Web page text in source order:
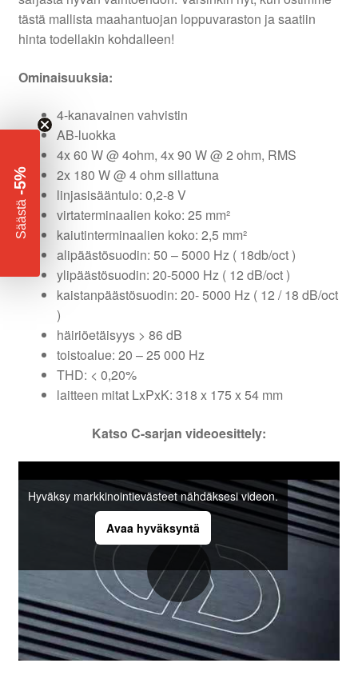
tästä mallista maahantuojan loppuvaraston ja saatiin
hinta todellakin kohdalleen!
Ominaisuuksia:
4-kanavainen vahvistin
AB-luokka
4x 60 W @ 4ohm, 4x 90 W @ 2 ohm, RMS
2x 180 W @ 4 ohm sillattuna
linjasisääntulo: 0,2-8 V
virtaterminaalien koko: 25 mm²
kaiutinterminaalien koko: 2,5 mm²
alipäästösuodin: 50 – 5000 Hz ( 18db/oct )
ylipäästösuodin: 20-5000 Hz ( 12 dB/oct )
kaistanpäästösuodin: 20- 5000 Hz ( 12 / 18 dB/oct
)
häiriöetäisyys > 86 dB
toistoalue: 20 – 25 000 Hz
THD: < 0,20%
laitteen mitat LxPxK: 318 x 175 x 54 mm
Katso C-sarjan videoesittely:
Hyväksy markkinointievästeet nähdäksesi videon.
Avaa hyväksyntä
Säästä
-5%